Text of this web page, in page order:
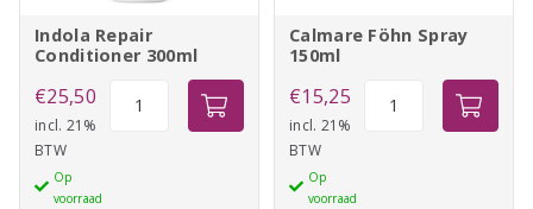
Indola Repair
Conditioner 300ml
€25,50
incl. 21%
BTW
Op
voorraad
Calmare Föhn Spray
150ml
€15,25
incl. 21%
BTW
Op
voorraad